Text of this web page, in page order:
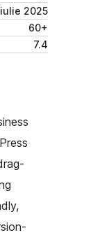
2025
60+
7.4